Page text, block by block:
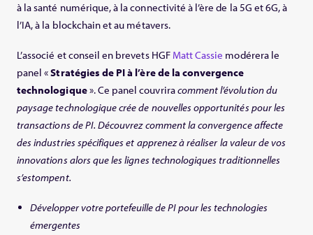
à la santé numérique, à la connectivité à l’ère de la 5G et 6G, à
l’IA, à la blockchain et au métavers.
L’associé et conseil en brevets HGF Matt Cassie modérera le
panel «Stratégies de PI à l’ère de la convergence
technologique». Ce panel couvriracomment l’évolution du
paysage technologique crée de nouvelles opportunités pour les
transactions de PI. Découvrez comment la convergence affecte
des industries spécifiques et apprenez à réaliser la valeur de vos
innovations alors que les lignes technologiques traditionnelles
s’estompent.
Développer votre portefeuille de PI pour les technologies
émergentes